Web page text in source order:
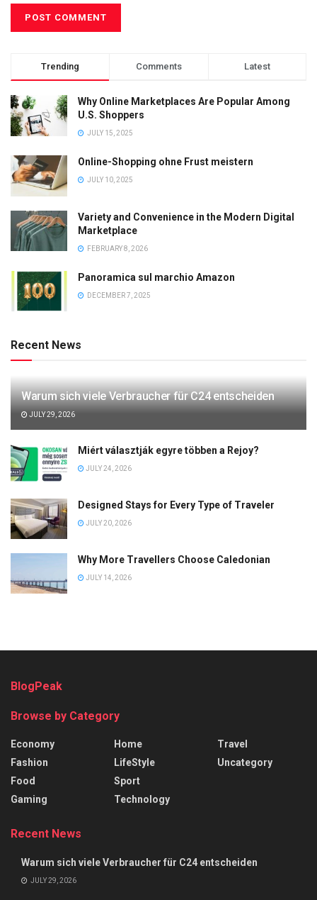
Trending Comments Latest
Why Online Marketplaces Are Popular Among
U.S. Shoppers
JULY 15, 2025
Online-Shopping ohne Frust meistern
JULY 10, 2025
Variety and Convenience in the Modern Digital
Marketplace
FEBRUARY 8, 2026
Panoramica sul marchio Amazon
DECEMBER 7, 2025
Recent News
Warum sich viele Verbraucher für C24 entscheiden
JULY 29, 2026
Miért választják egyre többen a Rejoy?
JULY 24, 2026
Designed Stays for Every Type of Traveler
JULY 20, 2026
Why More Travellers Choose Caledonian
JULY 14, 2026
BlogPeak
Browse by Category
Economy
Fashion
Food
Gaming
Home
LifeStyle
Sport
Technology
Travel
Uncategory
Recent News
Warum sich viele Verbraucher für C24 entscheiden
JULY 29, 2026